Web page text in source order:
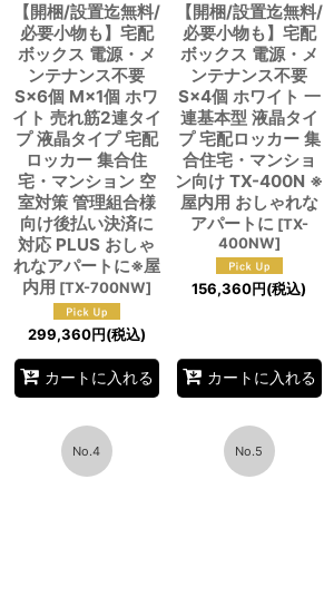
【開梱/設置迄無料/
必要小物も】宅配
ボックス 電源・メ
ンテナンス不要
S×6個 M×1個 ホワ
イト 売れ筋2連タイ
プ 液晶タイプ 宅配
ロッカー 集合住
宅・マンション 空
室対策 管理組合様
向け後払い決済に
対応 PLUS おしゃ
れなアパートに※屋
内用 [TX-700NW]
299,360円(税込)
カートに入れる
【開梱/設置迄無料/
必要小物も】宅配
ボックス 電源・メ
ンテナンス不要
S×4個 ホワイト 一
連基本型 液晶タイ
プ 宅配ロッカー 集
合住宅・マンショ
ン向け TX-400N ※
屋内用 おしゃれな
アパートに [TX-
400NW]
156,360円(税込)
カートに入れる
No.4 No.5